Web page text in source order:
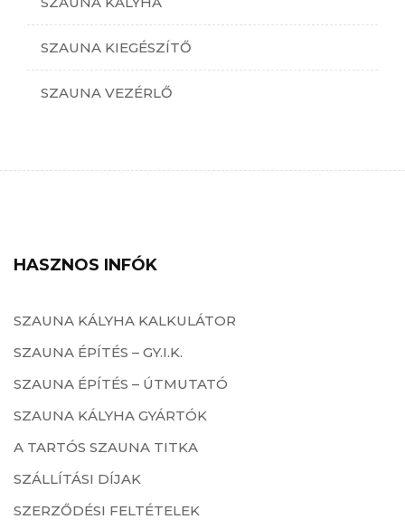
SZAUNA KIEGÉSZÍTŐ
SZAUNA VEZÉRLŐ
HASZNOS INFÓK
SZAUNA KÁLYHA KALKULÁTOR
SZAUNA ÉPÍTÉS – GY.I.K.
SZAUNA ÉPÍTÉS – ÚTMUTATÓ
SZAUNA KÁLYHA GYÁRTÓK
A TARTÓS SZAUNA TITKA
SZÁLLÍTÁSI DÍJAK
SZERZŐDÉSI FELTÉTELEK